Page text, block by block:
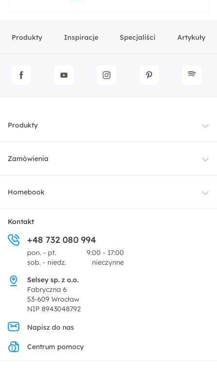
Produkty Inspiracje Specjaliści Artykuły
Produkty
Meble
Dekoracje i akcesoria
Promocje
Zamówienia
Dostawa
Zwroty
Pytania i odpowiedzi
Homebook
O nas
Centrum prasowe
Regulamin
Polityka prywatności
Ustawienia prywatności
Kontakt
+48 732 080 994
pon. - pt.
9:00 - 17:00
sob. - niedz.
nieczynne
Selsey sp. z o.o.
Fabryczna 6
53-609 Wrocław
NIP 8943048792
Napisz do nas
Centrum pomocy